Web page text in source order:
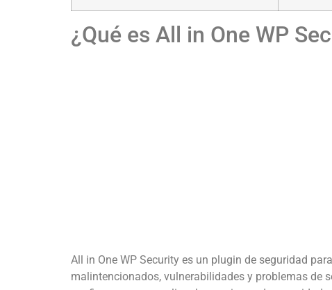
¿Qué es All in One WP
All in One WP Security es un plugin de seguridad
malintencionados, vulnerabilidades y problemas de